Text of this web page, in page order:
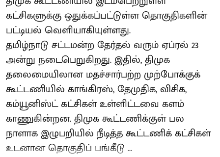
கட்சிகளுக்கு ஒதுக்கப்பட்டுள்ள தொகுதிகளின்
பட்டியல் வெளியாகியுள்ளது.
தமிழ்நாடு சட்டமன்ற தேர்தல் வரும் ஏப்ரல் 23
அன்று நடைபெறுகிறது. இதில், திமுக
தலைமையிலான மதச்சார்பற்ற முற்போக்குக்
கூட்டணியில் காங்கிரஸ், தேமுதிக, விசிக,
கம்யூனிஸ்ட் கட்சிகள் உள்ளிட்டவை களம்
காணுகின்றன. திமுக கூட்டணிக்குள் பல
நாளாக இழுபறியில் நீடித்த கூட்டணிக் கட்சிகள்
உடனான தொகுதிப் பங்கீடு ...